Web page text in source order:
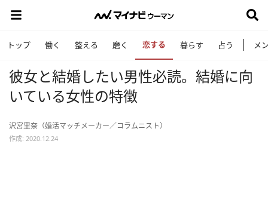
トップ 働く 整える 磨く 恋する 暮らす 占う メ
彼女と結婚したい男性必読。結婚に向
いている女性の特徴
沢宮里奈（婚活マッチメーカー／コラムニスト）
作成: 2020.12.24